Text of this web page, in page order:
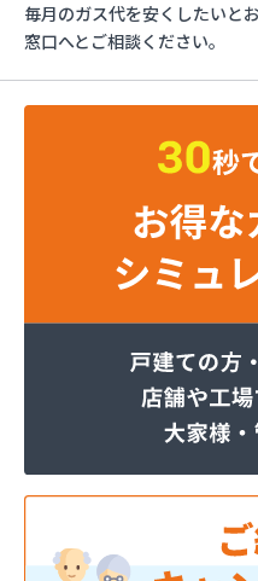
フジオックス株式会社
フジオックス株式会社
ミライフ株式会社 川
レモンガス株式会社
レモンガス株式会社
伊藤忠エネクスホーム
伊藤忠エネクスホーム
横川石油ガス株式会社
河原実業株式会社 越
毎月のガス代を安くしたいと
窓口へとご相談ください。